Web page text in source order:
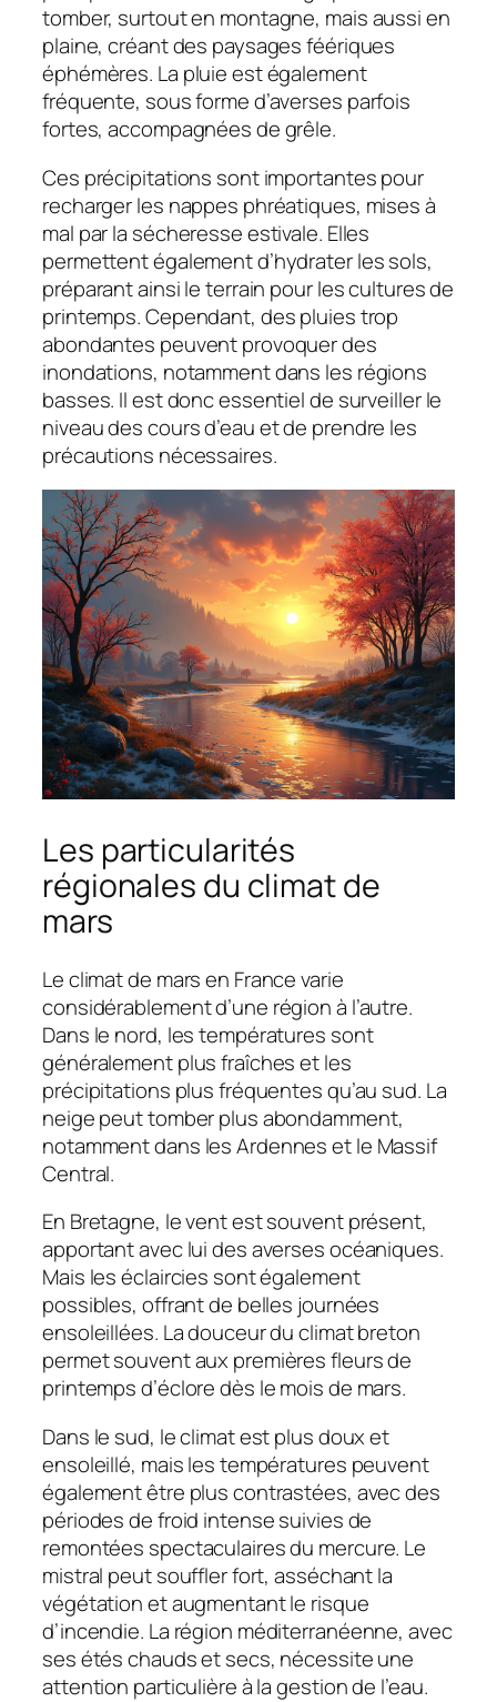
tomber, surtout en montagne, mais aussi en
plaine, créant des paysages féériques
éphémères. La pluie est également
fréquente, sous forme d’averses parfois
fortes, accompagnées de grêle.
Ces précipitations sont importantes pour
recharger les nappes phréatiques, mises à
mal par la sécheresse estivale. Elles
permettent également d’hydrater les sols,
préparant ainsi le terrain pour les cultures de
printemps. Cependant, des pluies trop
abondantes peuvent provoquer des
inondations, notamment dans les régions
basses. Il est donc essentiel de surveiller le
niveau des cours d’eau et de prendre les
précautions nécessaires.
Les particularités
régionales du climat de
mars
Le climat de mars en France varie
considérablement d’une région à l’autre.
Dans le nord, les températures sont
généralement plus fraîches et les
précipitations plus fréquentes qu’au sud. La
neige peut tomber plus abondamment,
notamment dans les Ardennes et le Massif
Central.
En Bretagne, le vent est souvent présent,
apportant avec lui des averses océaniques.
Mais les éclaircies sont également
possibles, offrant de belles journées
ensoleillées. La douceur du climat breton
permet souvent aux premières fleurs de
printemps d’éclore dès le mois de mars.
Dans le sud, le climat est plus doux et
ensoleillé, mais les températures peuvent
également être plus contrastées, avec des
périodes de froid intense suivies de
remontées spectaculaires du mercure. Le
mistral peut souffler fort, asséchant la
végétation et augmentant le risque
d’incendie. La région méditerranéenne, avec
ses étés chauds et secs, nécessite une
attention particulière à la gestion de l’eau.